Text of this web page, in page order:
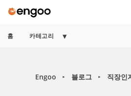
홈 카테고리
Engoo ► 블로그 ► 직장인